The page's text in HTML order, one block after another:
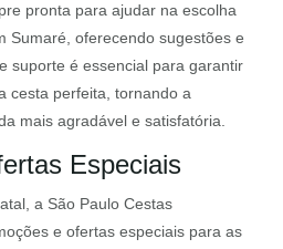
pronta para ajudar na escolha
Sumaré, oferecendo sugestões e
suporte é essencial para garantir
cesta perfeita, tornando a
mais agradável e satisfatória.
Especiais
a São Paulo Cestas
e ofertas especiais para as